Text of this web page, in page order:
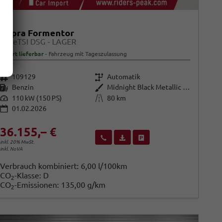
Cupra Formentor
1,5 eTSI DSG - LAGER
sofort lieferbar Fahrzeug mit Tageszulassung
Fahrzeugnr.109129 Getriebe Automatik
Kraftstoff Benzin Außenfarbe
Midnight Black Metallic (0E)
Leistung 110 kW (150 PS) Kilometerstand
80 km
01.02.2026
36.155,– €
inkl. 20% MwSt.
inkl. NoVA
Wir rufen Sie anFahrzeugexposé (PDF)
Fahrzeug parken
Verbrauch kombiniert: 6,00 l/100km
CO2-Klasse: D
CO2-Emissionen: 135,00 g/km